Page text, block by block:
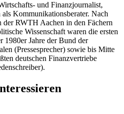
und Finanzjournalist,
als Kommunikationsberater. Nach
der RWTH Aachen in den Fächern
Wissenschaft waren die ersten
1980er Jahre der Bund der
(Pressesprecher) sowie bis Mitte
deutschen Finanzvertriebe